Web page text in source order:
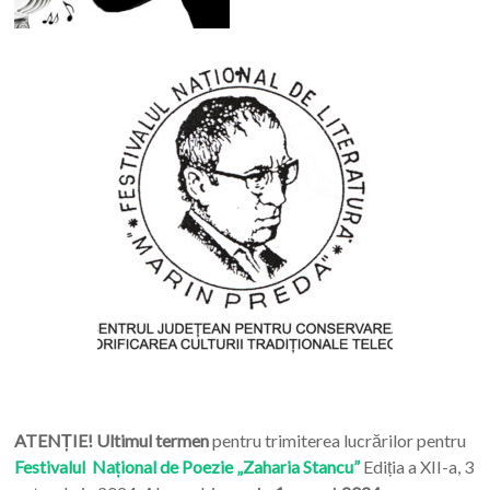
ATENȚIE! Ultimul termenpentru trimiterea lucrărilor pentru
Festivalul Național de Poezie „Zaharia Stancu”Ediția a XII-a, 3